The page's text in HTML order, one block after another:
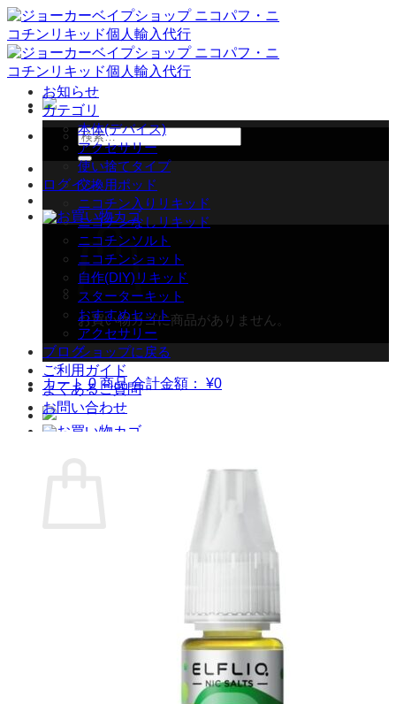
Skip
to
content
検
索
対
象:
ログイン
お買い物カゴに商品がありません。
ショップに戻る
カート0 商品 合計金額： ¥0
お買い物カゴに商品がありません。
お知らせ
カテゴリ
本体(デバイス)
アクセサリー
使い捨てタイプ
交換用ポッド
ニコチン入りリキッド
ニコチンなしリキッド
ニコチンソルト
ニコチンショット
自作(DIY)リキッド
スターターキット
おすすめセット
アクセサリー
ブログ
ご利用ガイド
よくあるご質問
お問い合わせ